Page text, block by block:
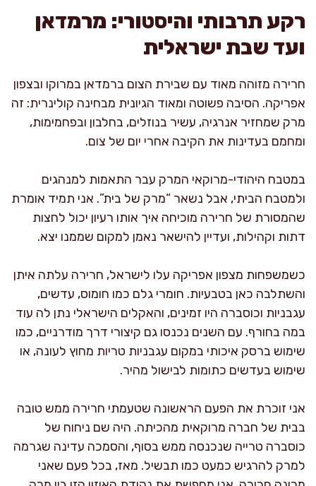
רקע תרבותי והיסטורי: מרמדאן
ועד שבת ישראלית
חרירה מזוהה מאוד עם שבירת הצום ברמדאן במרוקו ובצפון
אפריקה. הסיבה פשוטה ומאוד הגיונית מבחינה קולינרית: זה
מרק שמחזיר אנרגיה, עשיר בנוזלים, בחלבון ובפחמימות,
ומחמם בעדינות את הקיבה אחרי יום של צום.
במטבח היהודי-מרוקאי המרק עבר התאמות למנהגים
ולמטבח הביתי, אבל נשאר “מרק של בית”. אני תמיד אומרת
שהמסורת של חרירה מוכיחה איך אותו רעיון יכול לחצות
דתות וקהילות, ועדיין להישאר נאמן למקום שממנו יצא.
כשמשפחות מצפון אפריקה עלו לישראל, חרירה עלתה איתן
והשתלבה כאן בטבעיות. חומרי גלם כמו חומוס, עדשים,
עגבניות וכוסברה היו זמינים, והאקלים הישראלי נתן לה עוד
במה בחורף. עם השנים נכנסו גם קיצורי דרך מודרניים, כמו
שימוש ברסק איכותי במקום עגבניות טריות מחוץ לעונה, או
שימוש בעדשים כתומות לבישול מהיר.
אני זוכרת את הפעם הראשונה שטעמתי חרירה ממש טובה
בבית של חברה מרוקאית מהכיתה. היה שם ניחוח של
כוסברה טרייה שנכנסה ממש בסוף, והסמכה עדינה שגרמה
למרק להרגיש כמעט כמו תבשיל. מאז, בכל פעם שאני